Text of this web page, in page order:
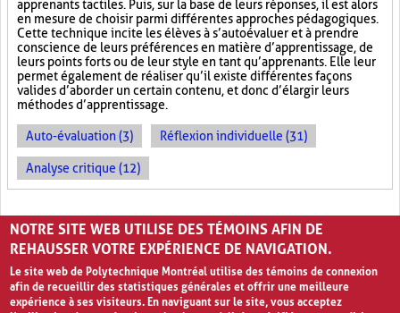
apprenants tactiles. Puis, sur la base de leurs réponses, il est alors
en mesure de choisir parmi différentes approches pédagogiques.
Cette technique incite les élèves à s’autoévaluer et à prendre
conscience de leurs préférences en matière d’apprentissage, de
leurs points forts ou de leur style en tant qu’apprenants. Elle leur
permet également de réaliser qu’il existe différentes façons
valides d’aborder un certain contenu, et donc d’élargir leurs
méthodes d’apprentissage.
Auto-évaluation (3) Réflexion individuelle (31)
Analyse critique (12)
PAGES
« ‹ 1 2 3
NOTRE SITE WEB UTILISE DES TÉMOINS AFIN DE
REHAUSSER VOTRE EXPÉRIENCE DE NAVIGATION.
Le site web de Polytechnique Montréal utilise des témoins de connexion
afin de recueillir des statistiques générales et offrir une meilleure
expérience à ses visiteurs. En naviguant sur le site, vous acceptez